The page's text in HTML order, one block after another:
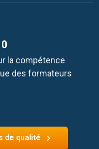
la compétence
des formateurs
de qualité